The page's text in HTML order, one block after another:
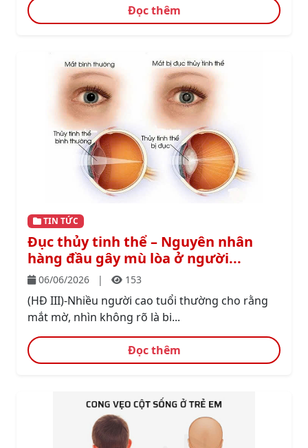
Đọc thêm
TIN TỨC
Đục thủy tinh thể – Nguyên nhân
hàng đầu gây mù lòa ở người...
06/06/2026 | 153
(HĐ III)-Nhiều người cao tuổi thường cho rằng
mắt mờ, nhìn không rõ là bi...
Đọc thêm